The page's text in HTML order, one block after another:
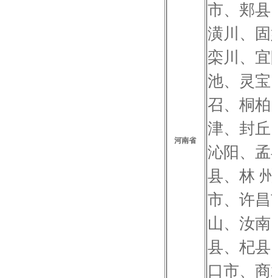
河南省
市、郏
潢川、
栾川、
池、灵
召、桐
津、封
沁阳、
县、林
市、许
山、汝
县、杞
口市、